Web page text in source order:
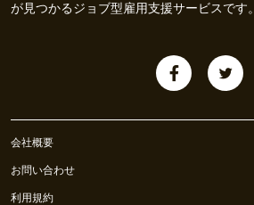
が見つかるジョブ型雇用支援サービスです。
会社概要
お問い合わせ
利用規約